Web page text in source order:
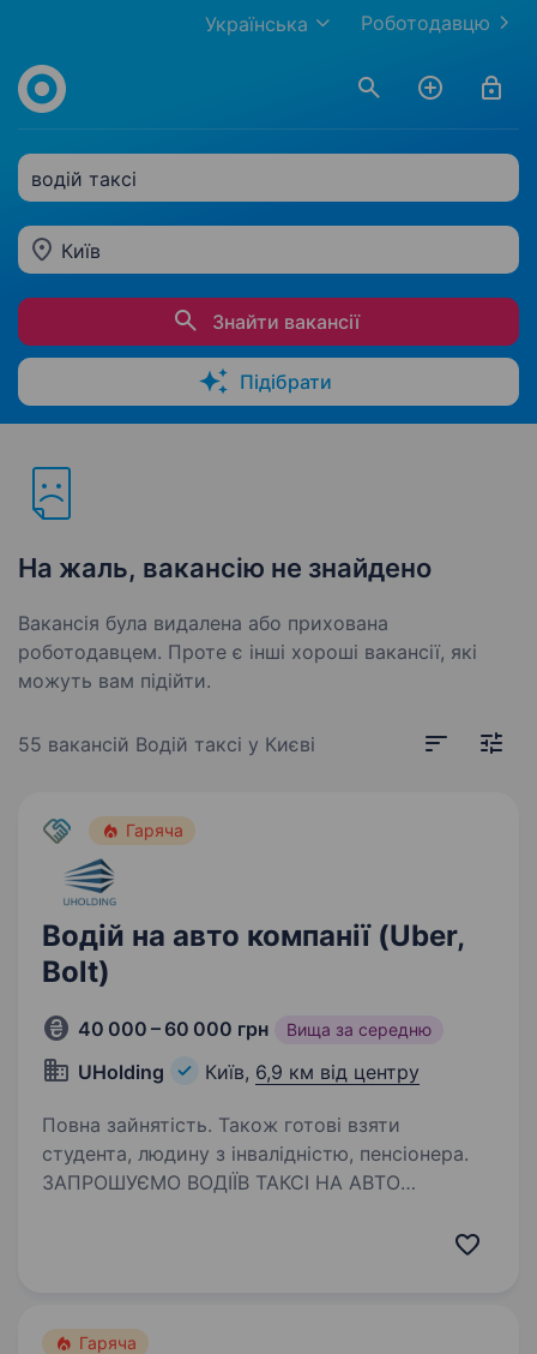
Роботодавцю
Українська
водій таксі
Київ
Знайти вакансії
Підібрати
На жаль, вакансію не знайдено
Вакансія була видалена або прихована
роботодавцем. Проте є інші хороші вакансії, які
можуть вам підійти.
55 вакансій Водій таксі у Києві
Гаряча
Водій на авто компанії (Uber,
Bolt)
40 000 – 60 000 грн Вища за середню
UHolding Київ, 6,9 км від центру
Повна зайнятість. Також готові взяти
студента, людину з інвалідністю, пенсіонера.
ЗАПРОШУЄМО ВОДІЇВ ТАКСІ НА АВТО
безкоштовним житлом!…
Гаряча